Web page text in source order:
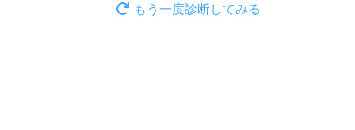
もう一度診断してみる